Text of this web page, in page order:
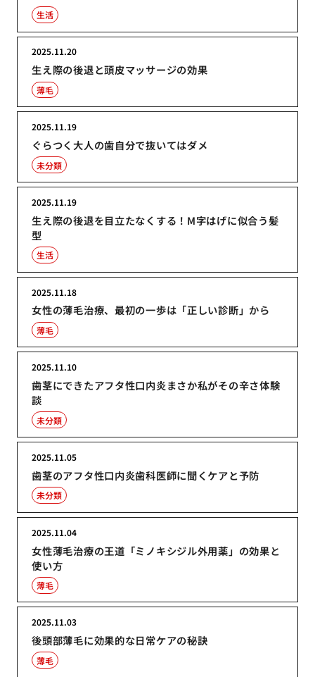
生活
生え際の後退と頭皮マッサージの効果
2025.11.20
薄毛
ぐらつく大人の歯自分で抜いてはダメ
2025.11.19
未分類
生え際の後退を目立たなくする！M字はげに似合う髪
型
2025.11.19
生活
女性の薄毛治療、最初の一歩は「正しい診断」から
2025.11.18
薄毛
歯茎にできたアフタ性口内炎まさか私がその辛さ体験
談
2025.11.10
未分類
歯茎のアフタ性口内炎歯科医師に聞くケアと予防
2025.11.05
未分類
女性薄毛治療の王道「ミノキシジル外用薬」の効果と
使い方
2025.11.04
薄毛
後頭部薄毛に効果的な日常ケアの秘訣
2025.11.03
薄毛